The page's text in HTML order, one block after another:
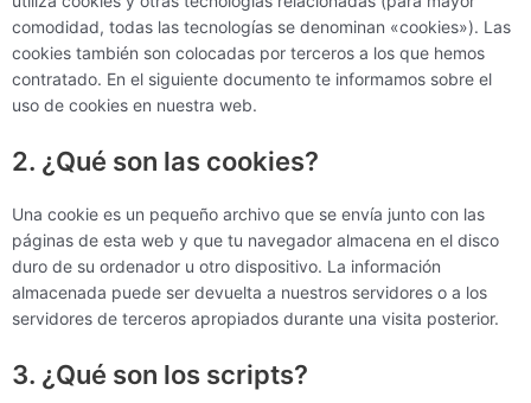
comodidad, todas las tecnologías se denominan «cookies»). Las
cookies también son colocadas por terceros a los que hemos
contratado. En el siguiente documento te informamos sobre el
uso de cookies en nuestra web.
2. ¿Qué son las cookies?
Una cookie es un pequeño archivo que se envía junto con las
páginas de esta web y que tu navegador almacena en el disco
duro de su ordenador u otro dispositivo. La información
almacenada puede ser devuelta a nuestros servidores o a los
servidores de terceros apropiados durante una visita posterior.
3. ¿Qué son los scripts?